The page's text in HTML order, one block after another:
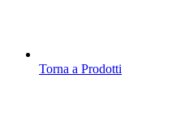
Torna a Prodotti